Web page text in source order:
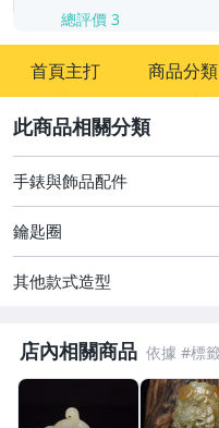
總評價 3
首頁主打 商品分類
古董、藝術與礦石
居家、家具與園藝
手錶與飾品配件
手錶與飾品配件
鑰匙圈
其他款式造型
店內相關商品